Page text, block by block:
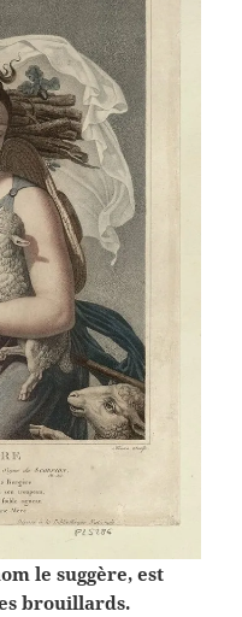
le suggère, est
brouillards.